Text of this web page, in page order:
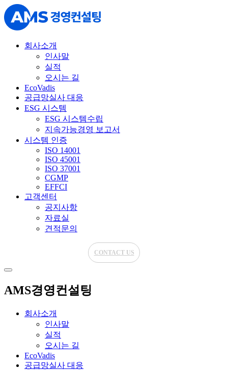
회사소개
인사말
실적
오시는 길
EcoVadis
공급망실사 대응
ESG 시스템
ESG 시스템수립
지속가능경영 보고서
시스템 인증
ISO 14001
ISO 45001
ISO 37001
CGMP
EFFCI
고객센터
공지사항
자료실
견적문의
CONTACT US
AMS경영컨설팅
회사소개
인사말
실적
오시는 길
EcoVadis
공급망실사 대응